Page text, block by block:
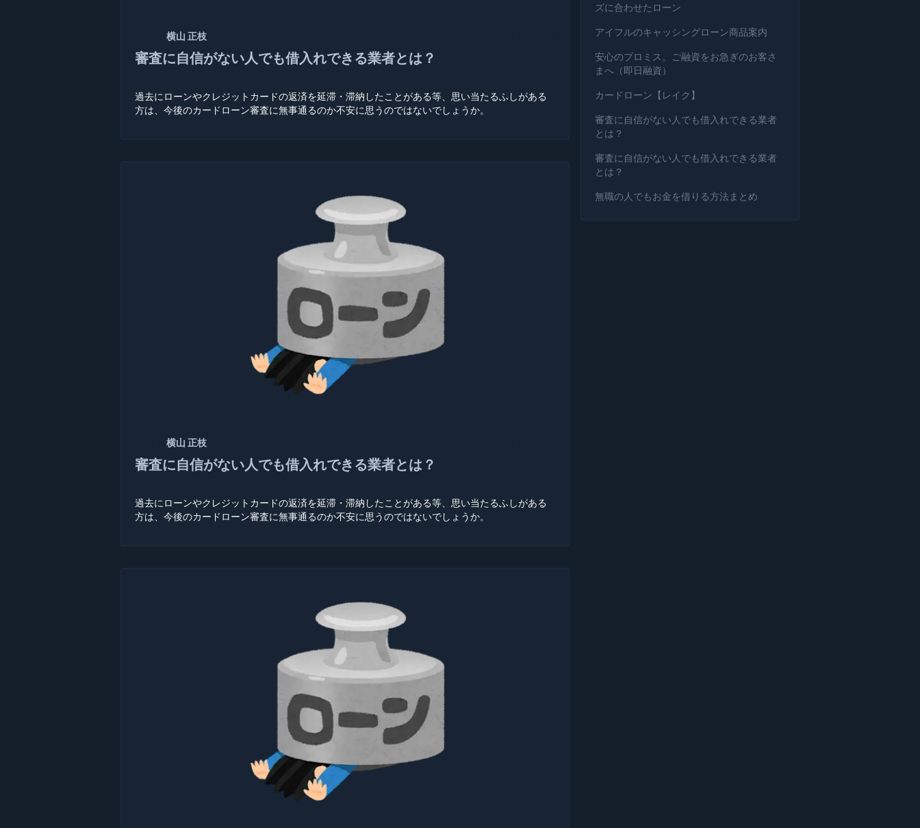
横山 正枝
審査に自信がない人でも借入れできる業者とは？
過去にローンやクレジットカードの返済を延滞・滞納したことがある等、思い当たるふしがある
方は、今後のカードローン審査に無事通るのか不安に思うのではないでしょうか。
横山 正枝
審査に自信がない人でも借入れできる業者とは？
過去にローンやクレジットカードの返済を延滞・滞納したことがある等、思い当たるふしがある
方は、今後のカードローン審査に無事通るのか不安に思うのではないでしょうか。
ズに合わせたローン
アイフルのキャッシングローン商品案内
安心のプロミス。ご融資をお急ぎのお客さ
まへ（即日融資）
カードローン【レイク】
審査に自信がない人でも借入れできる業者
とは？
審査に自信がない人でも借入れできる業者
とは？
無職の人でもお金を借りる方法まとめ